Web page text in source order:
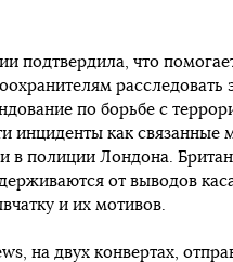
подтвердила, что
расследовать
по борьбе с
инциденты как связанные
в полиции Лондона.
от выводов
и их мотивов.
на двух конвертах,